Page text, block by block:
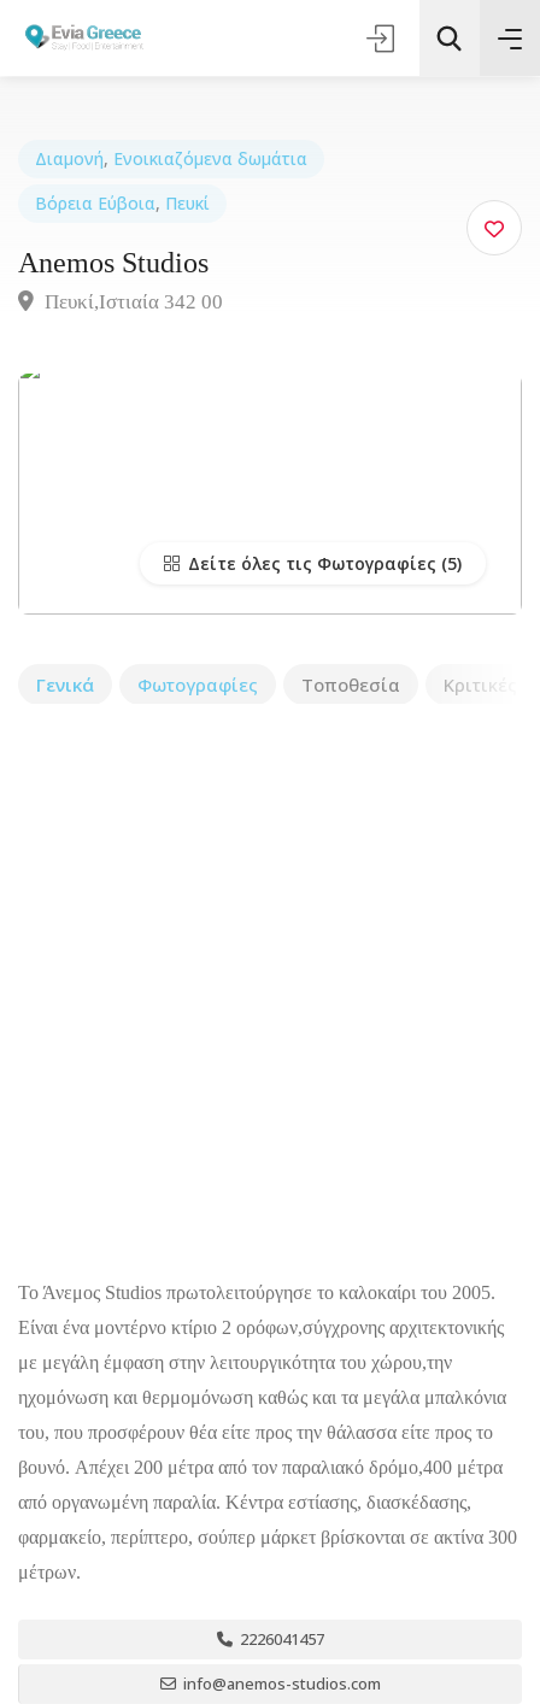
Τοποθεσία
Διαμονή, Ενοικιαζόμενα δωμάτια
Βόρεια Εύβοια, Πευκί
Anemos Studios
Πευκί,Ιστιαία 342 00
Δείτε όλες τις Φωτογραφίες
Γενικά Φωτογραφίες Τοποθεσία Κριτικές
Το Άνεμος Studios πρωτολειτούργησε το καλοκαίρι του 2005.
Είναι ένα μοντέρνο κτίριο 2 ορόφων,σύγχρονης αρχιτεκτονικής
με μεγάλη έμφαση στην λειτουργικότητα του χώρου,την
ηχομόνωση και θερμομόνωση καθώς και τα μεγάλα μπαλκόνια
του, που προσφέρουν θέα είτε προς την θάλασσα είτε προς το
βουνό. Απέχει 200 μέτρα από τον παραλιακό δρόμο,400 μέτρα
από οργανωμένη παραλία. Κέντρα εστίασης, διασκέδασης,
φαρμακείο, περίπτερο, σούπερ μάρκετ βρίσκονται σε ακτίνα 300
μέτρων.
2226041457
info@anemos-studios.com